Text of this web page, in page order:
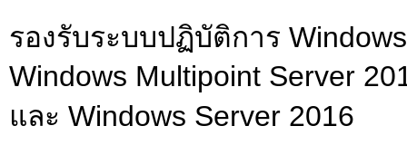
รองรับระบบปฏิบัติการ
Windows Multipoint Server
และ Windows Server 2016